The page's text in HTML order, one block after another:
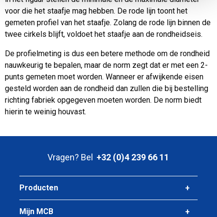
voor die het staafje mag hebben. De rode lijn toont het
gemeten profiel van het staafje. Zolang de rode lijn binnen de
twee cirkels blijft, voldoet het staafje aan de rondheidseis.
De profielmeting is dus een betere methode om de rondheid
nauwkeurig te bepalen, maar de norm zegt dat er met een 2-
punts gemeten moet worden. Wanneer er afwijkende eisen
gesteld worden aan de rondheid dan zullen die bij bestelling
richting fabriek opgegeven moeten worden. De norm biedt
hierin te weinig houvast.
Vragen? Bel +32 (0)4 239 66 11
Producten
Mijn MCB